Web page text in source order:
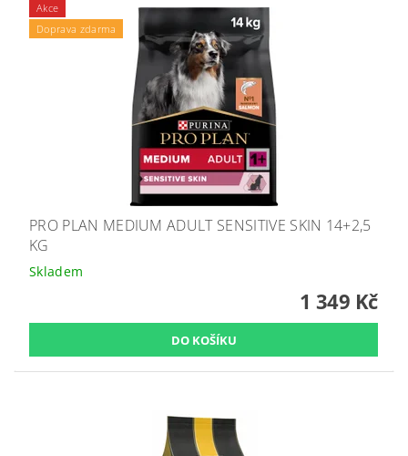
Akce
Doprava zdarma
PRO PLAN MEDIUM ADULT SENSITIVE SKIN 14+2,5
KG
Skladem
1 349 Kč